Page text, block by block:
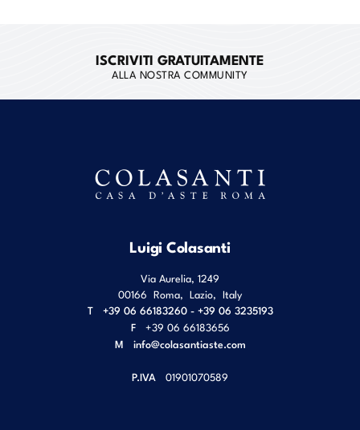
ISCRIVITI GRATUITAMENTE
ALLA NOSTRA COMMUNITY
Luigi Colasanti
Via Aurelia, 1249
00166 Roma Lazio Italy
T
+39 06 66183260 - +39 06 3235193
F
+39 06 66183656
M info@colasantiaste.com
P.IVA 01901070589